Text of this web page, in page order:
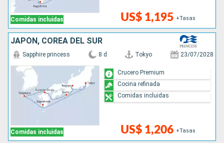
Comidas incluidas US$ 1,195 +Tasas
JAPÓN, COREA DEL SUR
Comidas incluidas
Sapphire princess 8 d Tokyo 23/07/2028
US$ 1,206 +Tasas
Crucero Premium
Cocina refinada
Comidas incluidas